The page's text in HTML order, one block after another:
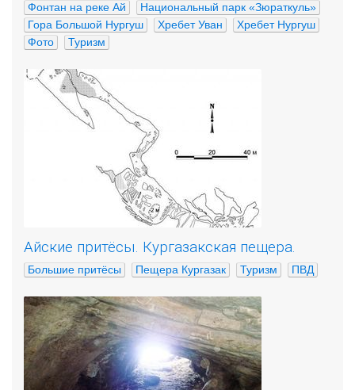
Фонтан на реке Ай
Национальный парк «Зюраткуль»
Гора Большой Нургуш
Хребет Уван
Хребет Нургуш
Фото
Туризм
Айские притёсы. Кургазакская пещера.
Большие притёсы Пещера Кургазак Туризм ПВД